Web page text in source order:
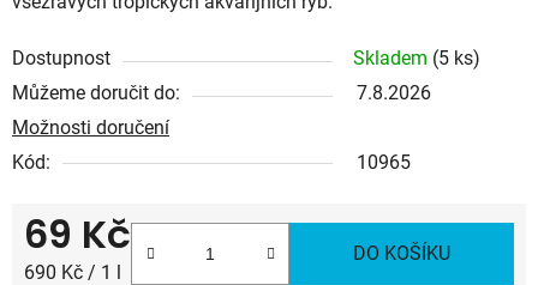
Dostupnost Skladem (5 ks)
Můžeme doručit do:
7.8.2026
Možnosti doručení
Kód:
10965
69 Kč
Měrná cena:
690 Kč / 1 l
DO KOŠÍKU